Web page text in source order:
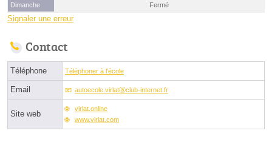
Dimanche
Fermé
Signaler une erreur
Contact
Téléphone Téléphoner à l'école
Email autoecole.virlatⓐclub-internet.fr
Site web
virlat.online
www.virlat.com